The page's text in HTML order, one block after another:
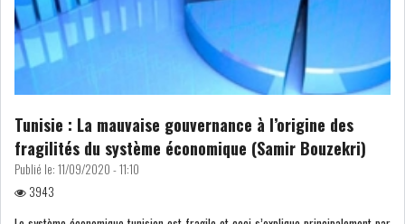
Tunisie : La mauvaise gouvernance à l’origine des
fragilités du système économique (Samir Bouzekri)
Publié le: 11/09/2020 - 11:10
3943